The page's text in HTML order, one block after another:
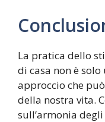
La pratica dello
di casa non è
approccio che
della nostra vita.
sull’armonia